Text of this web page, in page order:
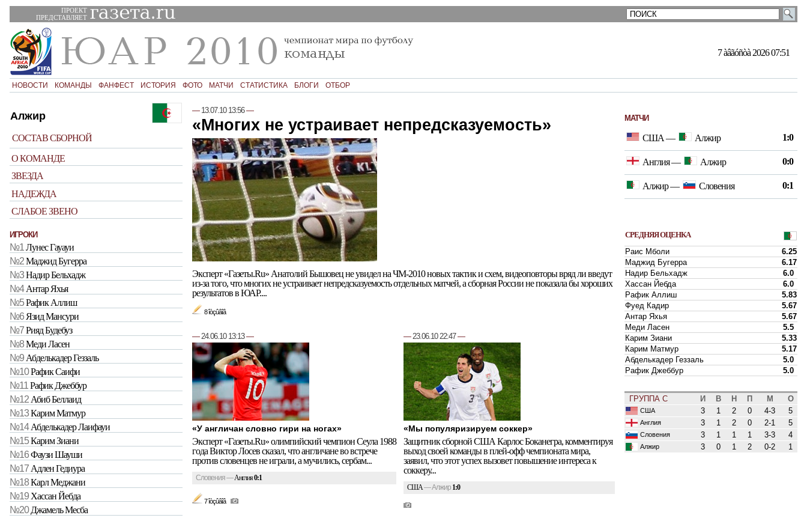
ПРОЕКТ
ПРЕДСТАВЛЯЕТ
7 àâãóñòà 2026 07:51
НОВОСТИ КОМАНДЫ ФАНФЕСТ ИСТОРИЯ ФОТО МАТЧИ СТАТИСТИКА БЛОГИ ОТБОР
Алжир
СОСТАВ СБОРНОЙ
О КОМАНДЕ
ЗВЕЗДА
НАДЕЖДА
СЛАБОЕ ЗВЕНО
ИГРОКИ
№1Лунес Гауауи
№2Маджид Бугерра
№3Надир Бельхадж
№4 Антар Яхья
№5Рафик Аллиш
№6 Язид Мансури
№7Рияд Будебуз
№8Меди Ласен
№9 Абделькадер Геззаль
№10Рафик Саифи
№11Рафик Джеббур
№12 Абиб Беллаид
№13Карим Матмур
№14 Абделькадер Лаифауи
№15Карим Зиани
№16Фаузи Шауши
№17 Адлен Гедиура
№18Карл Меджани
№19 Хассан Йебда
№20 Джамель Месба
— 13.07.10 13:56—
«Многих не устраивает непредсказуемость»
Эксперт «Газеты.Ru» Анатолий Бышовец не увидел на ЧМ-2010 новых тактик и схем, видеоповторы вряд ли введут
из-за того, что многих не устраивает непредсказуемость отдельных матчей, а сборная России не показала бы хороших
результатов в ЮАР....
8 îòçûâîâ
—24.06.10 13:13—
«У англичан словно гири на ногах»
Эксперт «Газеты.Ru» олимпийский чемпион Сеула 1988
года Виктор Лосев сказал, что англичане во встрече
против словенцев не играли, а мучились, сербам...
Словения—Англия0:1
7 îòçûâîâ
—23.06.10 22:47—
«Мы популяризируем соккер»
Защитник сборной США Карлос Боканегра, комментируя
выход своей команды в плей-офф чемпионата мира,
заявил, что этот успех вызовет повышение интереса к
соккеру...
США—Алжир 1:0
МАТЧИ
США— Алжир 1:0
Англия— Алжир 0:0
Алжир— Словения 0:1
СРЕДНЯЯ ОЦЕНКА
Раис Мболи
6.25
Маджид Бугерра
6.17
Надир Бельхадж
6.0
Хассан Йебда
6.0
Рафик Аллиш
5.83
Фуед Кадир
5.67
Антар Яхья
5.67
Меди Ласен
5.5
Карим Зиани
5.33
Карим Матмур
5.17
Абделькадер Геззаль
5.0
Рафик Джеббур
5.0
ГРУППА C И В Н П М О
США 3 1 2 0 4-3 5
Англия 3 1 2 0 2-1 5
Словения 3 1 1 1 3-3 4
Алжир 3 0 1 2 0-2 1